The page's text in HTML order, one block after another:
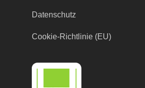
Datenschutz
Cookie-Richtlinie (EU)